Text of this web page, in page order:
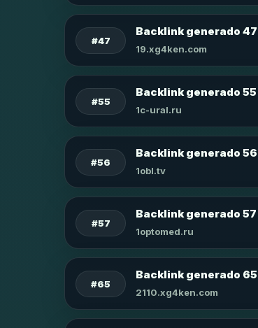
#47
Backlink generado 47
19.xg4ken.com
#55
Backlink generado 55
1c-ural.ru
#56
Backlink generado 56
1obl.tv
#57
Backlink generado 57
1optomed.ru
#65
Backlink generado 65
2110.xg4ken.com